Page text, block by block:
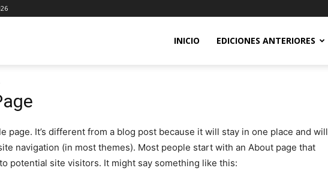
INICIO EDICIONES ANTERIORES
page. It’s different from a blog post because it will stay in one place and will
navigation (in most themes). Most people start with an About page that
potential site visitors. It might say something like this: